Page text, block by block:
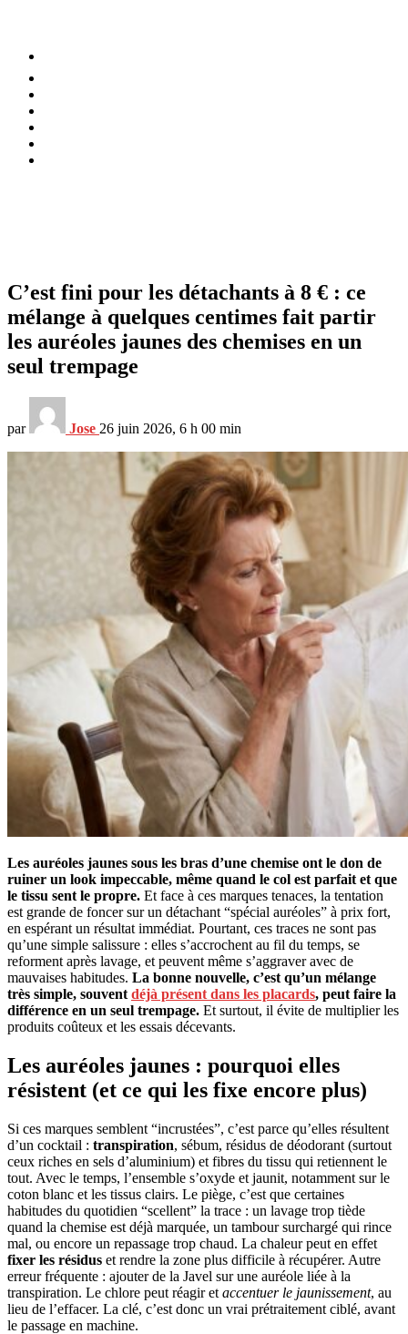
C’est fini pour les détachants à 8 € : ce
mélange à quelques centimes fait partir
les auréoles jaunes des chemises en un
seul trempage
par Jose 26 juin 2026, 6 h 00 min
Les auréoles jaunes sous les bras d’une chemise ont le don de
ruiner un look impeccable, même quand le col est parfait et que
le tissu sent le propre. Et face à ces marques tenaces, la tentation
est grande de foncer sur un détachant “spécial auréoles” à prix fort,
en espérant un résultat immédiat. Pourtant, ces traces ne sont pas
qu’une simple salissure : elles s’accrochent au fil du temps, se
reforment après lavage, et peuvent même s’aggraver avec de
mauvaises habitudes. La bonne nouvelle, c’est qu’un mélange
très simple, souvent déjà présent dans les placards, peut faire la
différence en un seul trempage. Et surtout, il évite de multiplier les
produits coûteux et les essais décevants.
Les auréoles jaunes : pourquoi elles
résistent (et ce qui les fixe encore plus)
Si ces marques semblent “incrustées”, c’est parce qu’elles résultent
d’un cocktail : transpiration, sébum, résidus de déodorant (surtout
ceux riches en sels d’aluminium) et fibres du tissu qui retiennent le
tout. Avec le temps, l’ensemble s’oxyde et jaunit, notamment sur le
coton blanc et les tissus clairs. Le piège, c’est que certaines
habitudes du quotidien “scellent” la trace : un lavage trop tiède
quand la chemise est déjà marquée, un tambour surchargé qui rince
mal, ou encore un repassage trop chaud. La chaleur peut en effet
fixer les résidus et rendre la zone plus difficile à récupérer. Autre
erreur fréquente : ajouter de la Javel sur une auréole liée à la
transpiration. Le chlore peut réagir et accentuer le jaunissement, au
lieu de l’effacer. La clé, c’est donc un vrai prétraitement ciblé, avant
le passage en machine.